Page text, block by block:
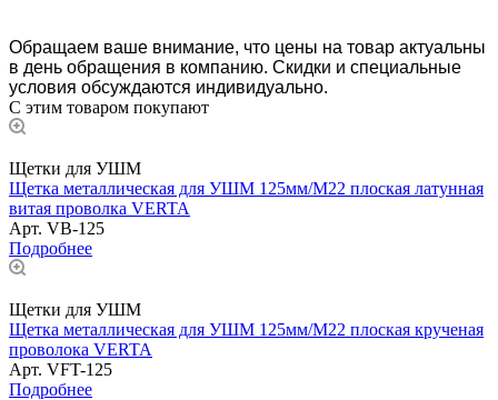
Обращаем ваше внимание, что цены на товар актуальны
в день обращения в компанию. Скидки и специальные
условия обсуждаются индивидуально.
С этим товаром покупают
Щетки для УШМ
Щетка металлическая для УШМ 125мм/М22 плоская латунная
витая проволка VERTA
Арт. VB-125
Подробнее
Щетки для УШМ
Щетка металлическая для УШМ 125мм/М22 плоская крученая
проволока VERTA
Арт. VFT-125
Подробнее